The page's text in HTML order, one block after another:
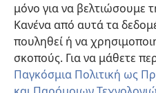
μόνο για να βελτιώσουμε
Κανένα από αυτά τα
πουληθεί ή να
σκοπούς. Για να μάθετε
Παγκόσμια Πολιτική ως
Ρυθμίσεις Εμφάνισης